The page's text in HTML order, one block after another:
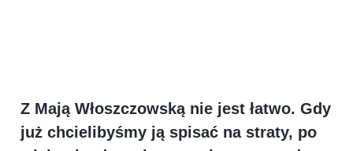
Z Mają Włoszczowską nie jest łatwo. Gdy
już chcielibyśmy ją spisać na straty, po